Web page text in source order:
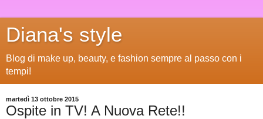
Diana's style
Blog di make up, beauty, e fashion sempre al passo con i
tempi!
martedì 13 ottobre 2015
Ospite in TV! A Nuova Rete!!